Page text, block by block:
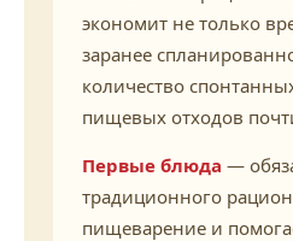
экономит не только
заранее
количество
пищевых отходов
Первые блюда —
традиционного
пищеварение и